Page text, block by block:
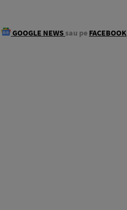
GOOGLE NEWS sau pe FACEBOOK